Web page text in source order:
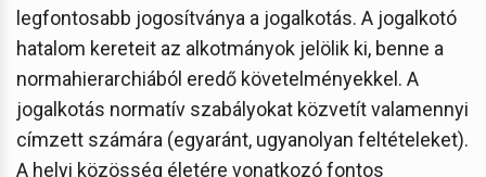
legfontosabb jogosítványa a jogalkotás. A jogalkotó
hatalom kereteit az alkotmányok jelölik ki, benne a
normahierarchiából eredő követelményekkel. A
jogalkotás normatív szabályokat közvetít valamennyi
címzett számára (egyaránt, ugyanolyan feltételeket).
A helyi közösség életére vonatkozó fontos